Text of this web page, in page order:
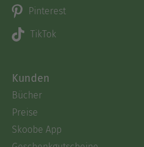
Pinterest
TikTok
Kunden
Bücher
Preise
Skoobe App